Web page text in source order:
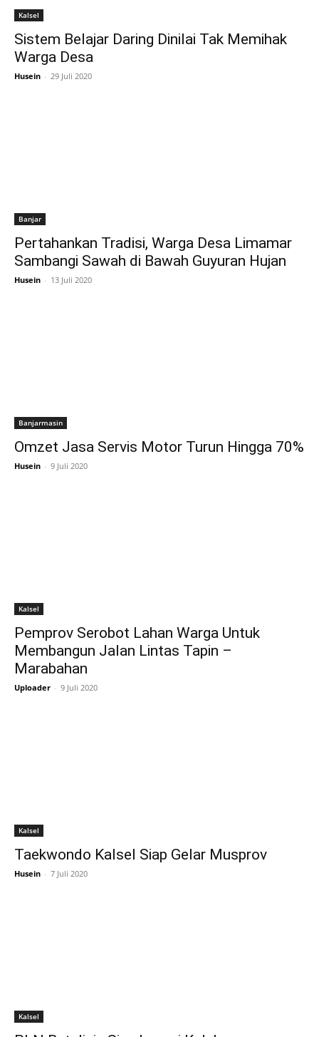
Kalsel
Sistem Belajar Daring Dinilai Tak Memihak
Warga Desa
Husein - 29 Juli 2020
Banjar
Pertahankan Tradisi, Warga Desa Limamar
Sambangi Sawah di Bawah Guyuran Hujan
Husein - 13 Juli 2020
Banjarmasin
Omzet Jasa Servis Motor Turun Hingga 70%
Husein - 9 Juli 2020
Kalsel
Pemprov Serobot Lahan Warga Untuk
Membangun Jalan Lintas Tapin –
Marabahan
Uploader - 9 Juli 2020
Kalsel
Taekwondo Kalsel Siap Gelar Musprov
Husein - 7 Juli 2020
Kalsel